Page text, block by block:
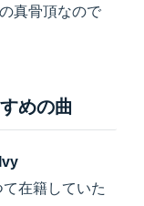
の真骨頂なので
めの曲
在籍していた